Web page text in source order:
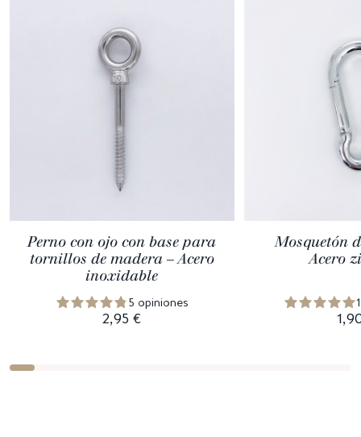
Perno con ojo con base para
tornillos de madera – Acero
inoxidable
5 opiniones
2,95 €
Mosquetón
Acero